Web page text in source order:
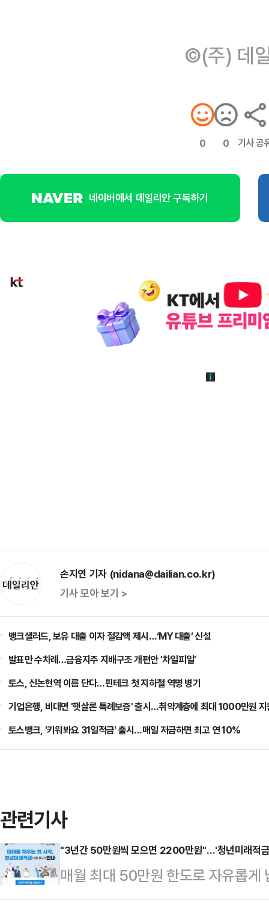
©(주) 데
0 0 기사 공
네이버에서 데일리안 구독하기
손지연 기자 (nidana@dailian.co.kr)
기사 모아 보기 >
뱅크샐러드, 보유 대출 이자 절감액 제시…‘MY 대출’ 신설
발표만 수차례…금융지주 지배구조 개편안 '차일피일'
토스, 신논현역 이름 단다…핀테크 첫 지하철 역명 병기
기업은행, 비대면 '햇살론 특례보증' 출시…취약계층에 최대 1000만원 지
토스뱅크, '키워봐요 31일적금' 출시…매일 저금하면 최고 연 10%
관련기사
"3년간 50만원씩 모으면 2200만원"…'청년미래적
매월 최대 50만원 한도로 자유롭게
이 오는 6월 출시된다.23일 금융위